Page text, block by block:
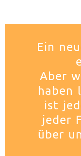
Ein
Aber
haben
ist
jeder
über